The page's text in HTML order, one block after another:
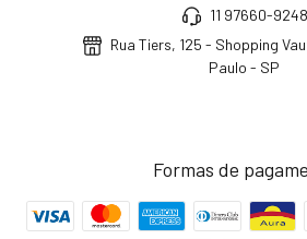
11 97660-9248
Rua Tiers, 125 - Shopping
Paulo - SP
Formas de